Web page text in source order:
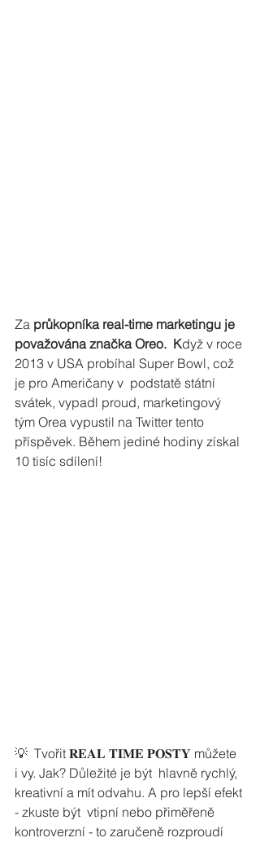
Za průkopníka real-time marketingu je
považována značka Oreo.  Když v roce
2013 v USA probíhal Super Bowl, což
je pro Američany v  podstatě státní
svátek, vypadl proud, marketingový
tým Orea vypustil na Twitter tento
příspěvek. Během jediné hodiny získal
10 tisíc sdílení!
💡  Tvořit 𝐑𝐄𝐀𝐋 𝐓𝐈𝐌𝐄 𝐏𝐎𝐒𝐓𝐘 můžete
i vy. Jak? Důležité je být  hlavně rychlý,
kreativní a mít odvahu. A pro lepší efekt
- zkuste být  vtipní nebo přiměřeně
kontroverzní - to zaručeně rozproudí